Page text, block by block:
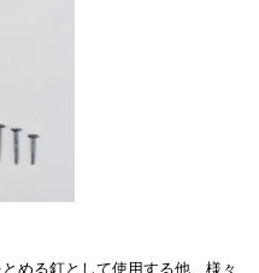
める釘として使用する他、様々